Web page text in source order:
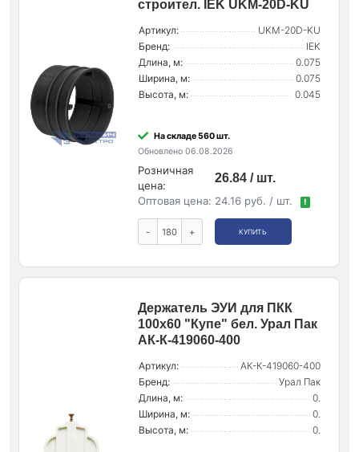
строител. IEK UKM-20D-KU
Артикул:
UKM-20D-KU
Бренд:
IEK
Длина, м:
0.075
Ширина, м:
0.075
Высота, м:
0.045
На складе 560 шт.
Обновлено 06.08.2026
Розничная
цена:
26.84 / шт.
Оптовая цена: 24.16 руб. / шт. !
- + КУПИТЬ
Держатель ЭУИ для ПКК
100х60 "Купе" бел. Урал Пак
АК-К-419060-400
Артикул:
АК-К-419060-400
Бренд:
Урал Пак
Длина, м:
0.
Ширина, м:
0.
Высота, м:
0.